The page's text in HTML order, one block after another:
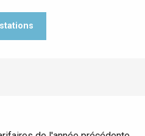
Criel-sur-Mer